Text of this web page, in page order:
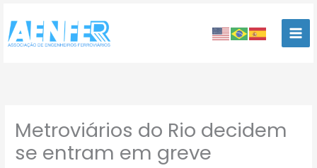
para
conteúdo
Metroviários do Rio decidem
se entram em greve